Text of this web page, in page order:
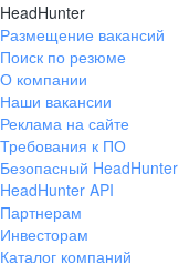
HeadHunter
Размещение вакансий
Поиск по резюме
О компании
Наши вакансии
Реклама на сайте
Требования к ПО
Безопасный HeadHunter
HeadHunter API
Партнерам
Инвесторам
Каталог компаний